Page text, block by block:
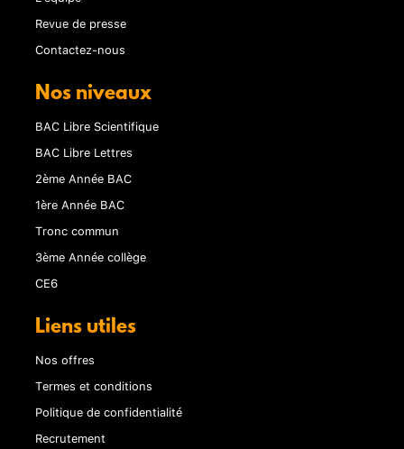
Revue de presse
Contactez-nous
Nos niveaux
BAC Libre Scientifique
BAC Libre Lettres
2ème Année BAC
1ère Année BAC
Tronc commun
3ème Année collège
CE6
Liens utiles
Nos offres
Termes et conditions
Politique de confidentialité
Recrutement